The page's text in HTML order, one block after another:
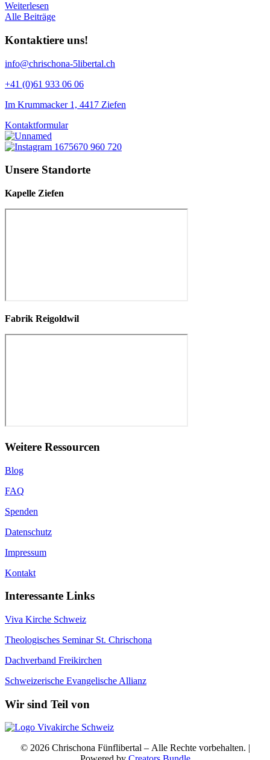
Weiterlesen
Alle Beiträge
Kontaktiere uns!
info@chrischona-5libertal.ch
+41 (0)61 933 06 06
Im Krummacker 1, 4417 Ziefen
Kontaktformular
Unsere Standorte
Kapelle Ziefen
Fabrik Reigoldwil
Weitere Ressourcen
Blog
FAQ
Spenden
Datenschutz
Impressum
Kontakt
Interessante Links
Viva Kirche Schweiz
Theologisches Seminar St. Chrischona
Dachverband Freikirchen
Schweizerische Evangelische Allianz
Wir sind Teil von
© 2026 Chrischona Fünflibertal – Alle Rechte vorbehalten. |